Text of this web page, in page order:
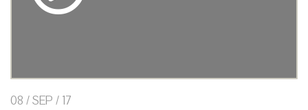
08 / SEP / 17